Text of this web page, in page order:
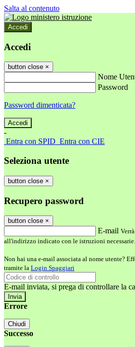
Salta al contenuto
Accedi
Accedi
button close ×
Nome
Password
Password dimenticata?
-
Entra con SPID Entra con CIE
Seleziona utente
button close ×
Recupero password
button close ×
E-mail
all'indirizzo indicato con le istruzioni necessarie.
Non hai una e-mail associata al nome utente?
tramite la Login Spaggiari
E-mail inviata, si prega di controllare la
Errore
Chiudi
Successo